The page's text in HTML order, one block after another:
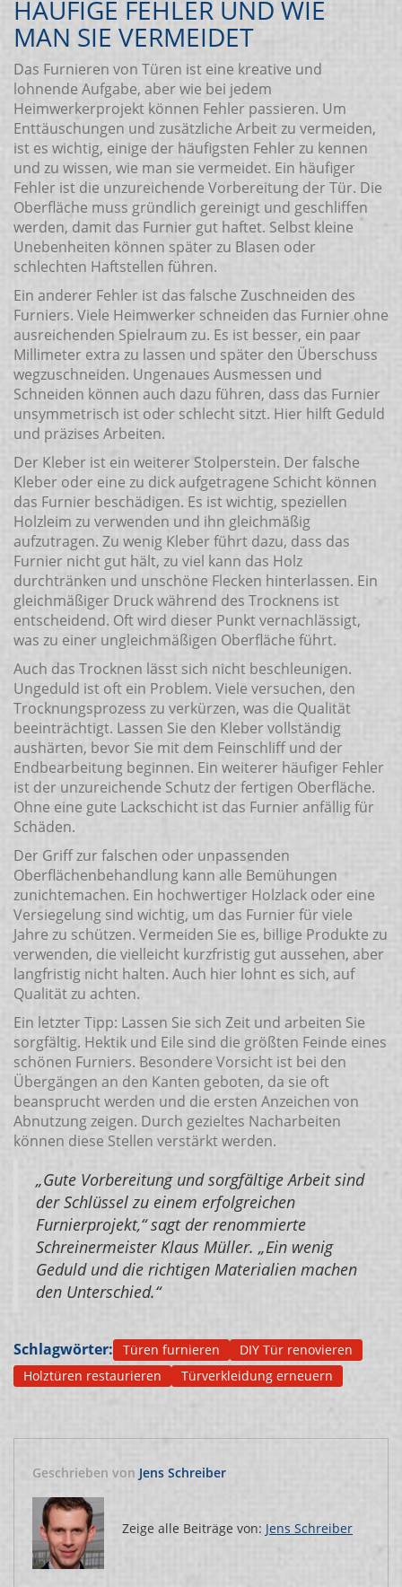
HÄUFIGE FEHLER UND WIE
MAN SIE VERMEIDET
Das Furnieren von Türen ist eine kreative und
lohnende Aufgabe, aber wie bei jedem
Heimwerkerprojekt können Fehler passieren. Um
Enttäuschungen und zusätzliche Arbeit zu vermeiden,
ist es wichtig, einige der häufigsten Fehler zu kennen
und zu wissen, wie man sie vermeidet. Ein häufiger
Fehler ist die unzureichende Vorbereitung der Tür. Die
Oberfläche muss gründlich gereinigt und geschliffen
werden, damit das Furnier gut haftet. Selbst kleine
Unebenheiten können später zu Blasen oder
schlechten Haftstellen führen.
Ein anderer Fehler ist das falsche Zuschneiden des
Furniers. Viele Heimwerker schneiden das Furnier ohne
ausreichenden Spielraum zu. Es ist besser, ein paar
Millimeter extra zu lassen und später den Überschuss
wegzuschneiden. Ungenaues Ausmessen und
Schneiden können auch dazu führen, dass das Furnier
unsymmetrisch ist oder schlecht sitzt. Hier hilft Geduld
und präzises Arbeiten.
Der Kleber ist ein weiterer Stolperstein. Der falsche
Kleber oder eine zu dick aufgetragene Schicht können
das Furnier beschädigen. Es ist wichtig, speziellen
Holzleim zu verwenden und ihn gleichmäßig
aufzutragen. Zu wenig Kleber führt dazu, dass das
Furnier nicht gut hält, zu viel kann das Holz
durchtränken und unschöne Flecken hinterlassen. Ein
gleichmäßiger Druck während des Trocknens ist
entscheidend. Oft wird dieser Punkt vernachlässigt,
was zu einer ungleichmäßigen Oberfläche führt.
Auch das Trocknen lässt sich nicht beschleunigen.
Ungeduld ist oft ein Problem. Viele versuchen, den
Trocknungsprozess zu verkürzen, was die Qualität
beeinträchtigt. Lassen Sie den Kleber vollständig
aushärten, bevor Sie mit dem Feinschliff und der
Endbearbeitung beginnen. Ein weiterer häufiger Fehler
ist der unzureichende Schutz der fertigen Oberfläche.
Ohne eine gute Lackschicht ist das Furnier anfällig für
Schäden.
Der Griff zur falschen oder unpassenden
Oberflächenbehandlung kann alle Bemühungen
zunichtemachen. Ein hochwertiger Holzlack oder eine
Versiegelung sind wichtig, um das Furnier für viele
Jahre zu schützen. Vermeiden Sie es, billige Produkte zu
verwenden, die vielleicht kurzfristig gut aussehen, aber
langfristig nicht halten. Auch hier lohnt es sich, auf
Qualität zu achten.
Ein letzter Tipp: Lassen Sie sich Zeit und arbeiten Sie
sorgfältig. Hektik und Eile sind die größten Feinde eines
schönen Furniers. Besondere Vorsicht ist bei den
Übergängen an den Kanten geboten, da sie oft
beansprucht werden und die ersten Anzeichen von
Abnutzung zeigen. Durch gezieltes Nacharbeiten
können diese Stellen verstärkt werden.
„Gute Vorbereitung und sorgfältige Arbeit sind
der Schlüssel zu einem erfolgreichen
Furnierprojekt,“ sagt der renommierte
Schreinermeister Klaus Müller. „Ein wenig
Geduld und die richtigen Materialien machen
den Unterschied.“
Schlagwörter: Türen furnieren
DIY Tür renovieren
Holztüren restaurieren
Türverkleidung erneuern
Geschrieben von Jens Schreiber
Zeige alle Beiträge von: Jens Schreiber